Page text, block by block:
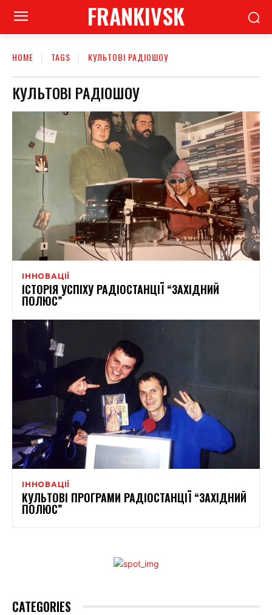
FRANKIVSK
HOME TAGS КУЛЬТОВІ РАДІОШОУ
КУЛЬТОВІ РАДІОШОУ
ІННОВАЦІЇ
ІСТОРІЯ УСПІХУ РАДІОСТАНЦІЇ “ЗАХІДНИЙ
ПОЛЮС”
ІННОВАЦІЇ
КУЛЬТОВІ ПРОГРАМИ РАДІОСТАНЦІЇ “ЗАХІДНИЙ
ПОЛЮС”
CATEGORIES